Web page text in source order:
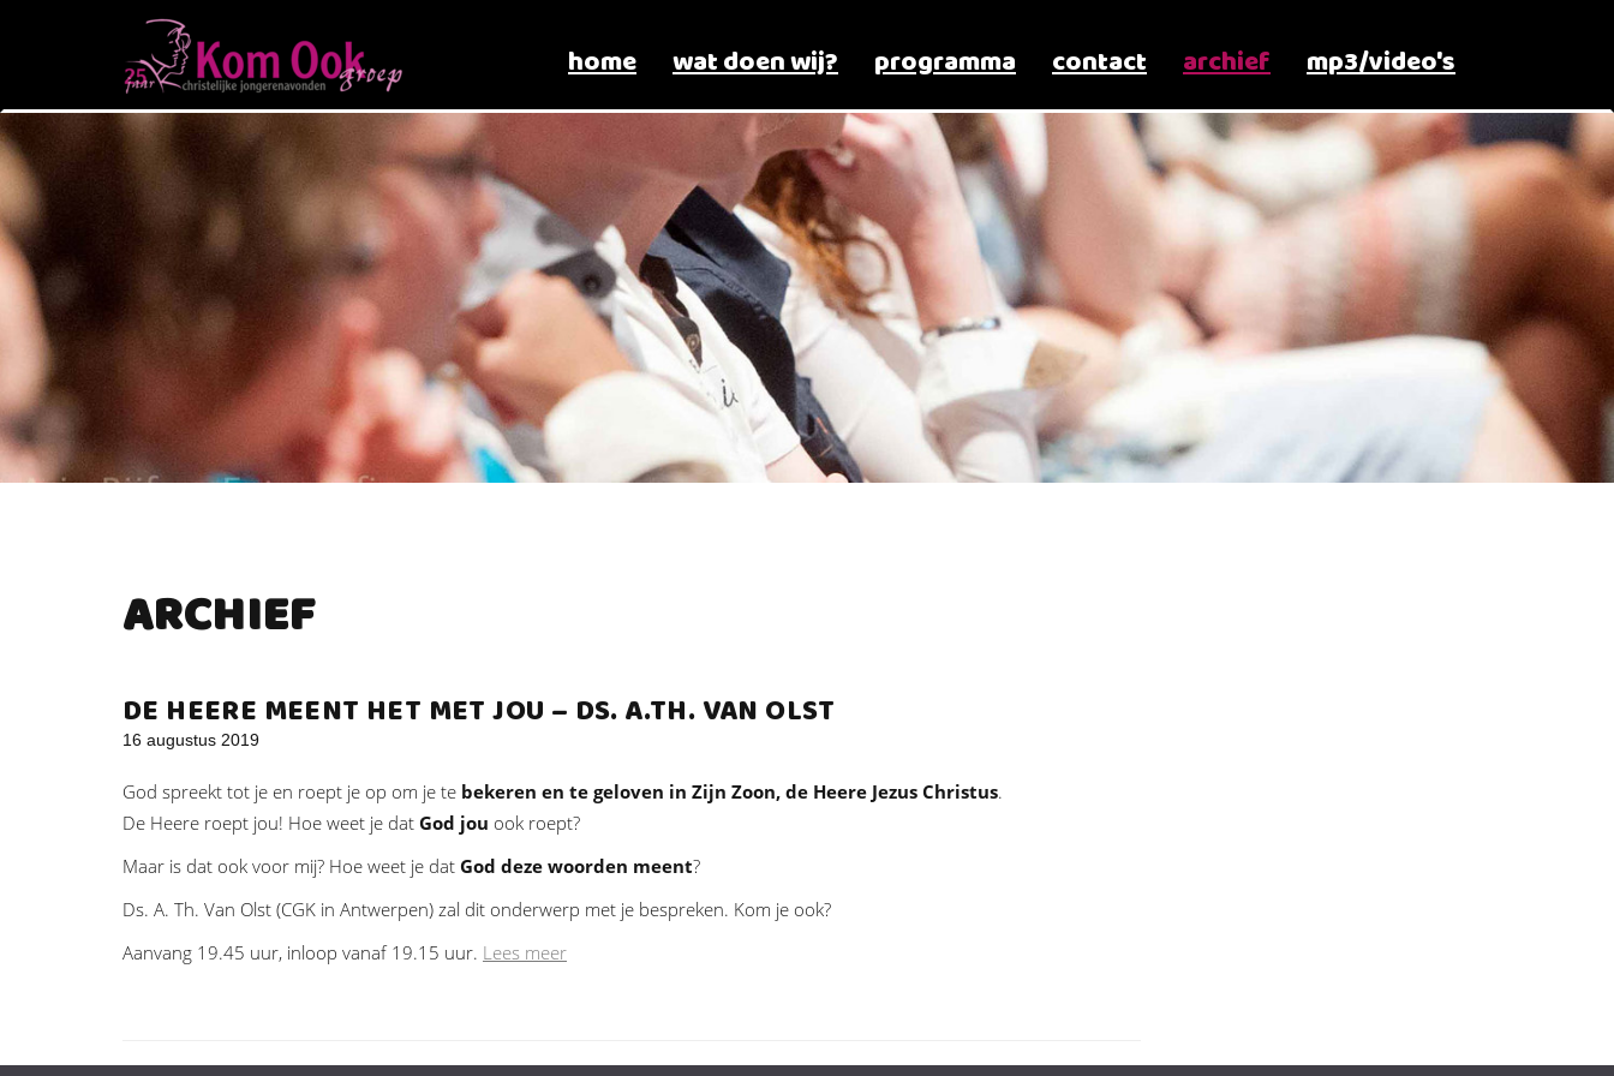
home wat doen wij? programma contact archief mp3/video's
ARCHIEF
DE HEERE MEENT HET MET JOU – DS. A.TH. VAN OLST
16 augustus 2019
God spreekt tot je en roept je op om je te bekeren en te geloven in Zijn Zoon, de Heere Jezus Christus.
De Heere roept jou! Hoe weet je dat God jou ook roept?
Maar is dat ook voor mij? Hoe weet je dat God deze woorden meent?
Ds. A. Th. Van Olst (CGK in Antwerpen) zal dit onderwerp met je bespreken. Kom je ook?
Aanvang 19.45 uur, inloop vanaf 19.15 uur. Lees meer